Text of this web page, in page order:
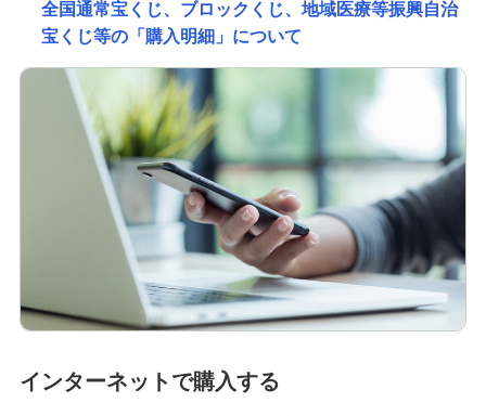
全国通常宝くじ、ブロックくじ、地域医療等振興自治
宝くじ等の「購入明細」について
インターネットで購入する